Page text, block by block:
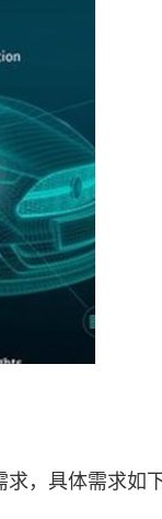
，具体需求如下